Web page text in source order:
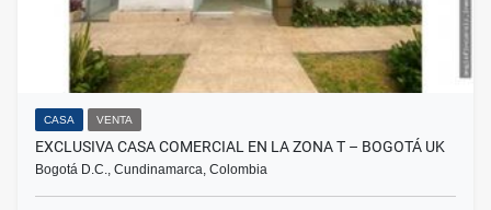
CASA VENTA
EXCLUSIVA CASA COMERCIAL EN LA ZONA T – BOGOTÁ UK
Bogotá D.C., Cundinamarca, Colombia